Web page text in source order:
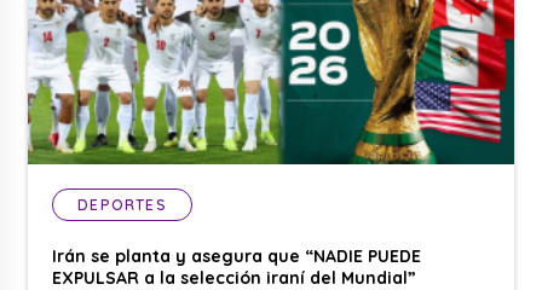
DEPORTES
Irán se planta y asegura que “NADIE PUEDE
EXPULSAR a la selección iraní del Mundial”